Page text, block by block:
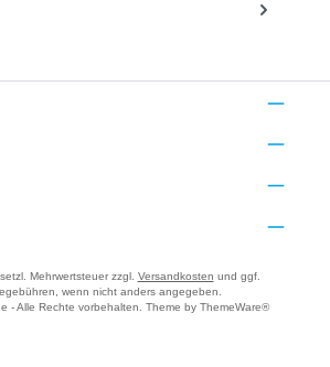
Mehrwertsteuer zzgl. Versandkosten und ggf.
wenn nicht anders angegeben.
- Alle Rechte vorbehalten. Theme by ThemeWare®